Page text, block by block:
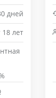
дней
18 лет